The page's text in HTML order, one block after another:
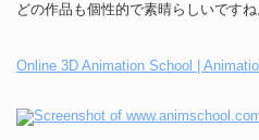
どの作品も個性的で素晴らしいです
Online 3D Animation School |